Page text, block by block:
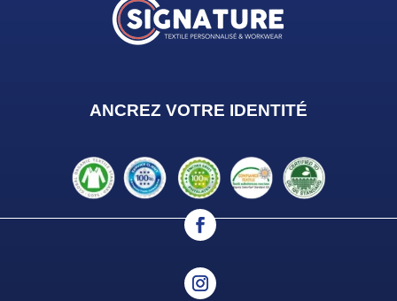
ANCREZ VOTRE IDENTITÉ